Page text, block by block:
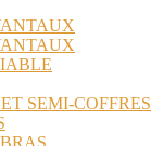
SEMI-COFFRES